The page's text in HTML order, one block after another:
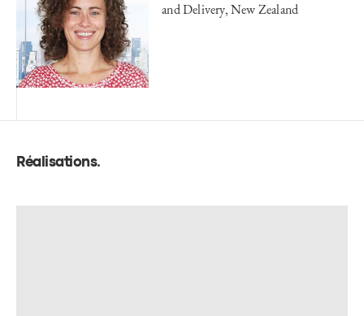
and Delivery, New Zealand
Réalisations.